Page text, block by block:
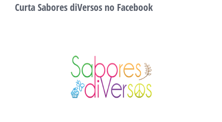
Curta Sabores diVersos no Facebook